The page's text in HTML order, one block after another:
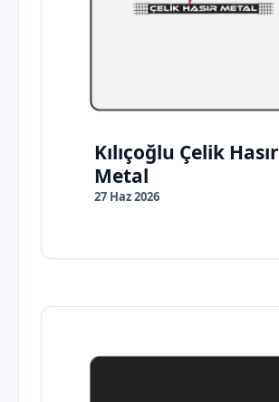
Kılıçoğlu Çelik Hasır
Metal
27 Haz 2026